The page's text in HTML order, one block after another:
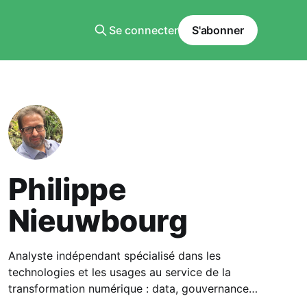
Se connecter S'abonner
Philippe
Nieuwbourg
Analyste indépendant spécialisé dans les
technologies et les usages au service de la
transformation numérique : data, gouvernance